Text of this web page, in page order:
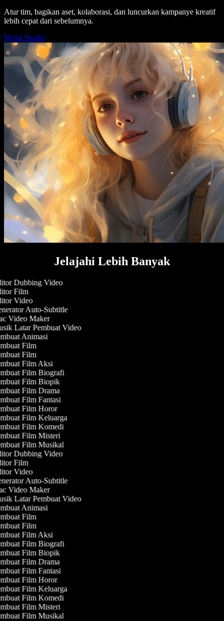
Atur tim, bagikan aset, kolaborasi, dan luncurkan kampanye kreatif
lebih cepat dari sebelumnya.
Mulai Studio
Jelajahi Lebih Banyak
Dubbing Video
Film
Video
Auto-Subtitle
Video Maker
Latar Pembuat Video
Animasi
Film
Film
Film Aksi
Film Biografi
Film Biopik
Film Drama
Film Fantasi
Film Horor
Film Keluarga
Film Komedi
Film Misteri
Film Musikal
Dubbing Video
Film
Video
Auto-Subtitle
Video Maker
Latar Pembuat Video
Animasi
Film
Film
Film Aksi
Film Biografi
Film Biopik
Film Drama
Film Fantasi
Film Horor
Film Keluarga
Film Komedi
Film Misteri
Film Musikal